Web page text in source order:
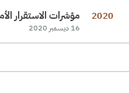
2020 مؤشرات الاستقرار
16 ديسمبر 2020